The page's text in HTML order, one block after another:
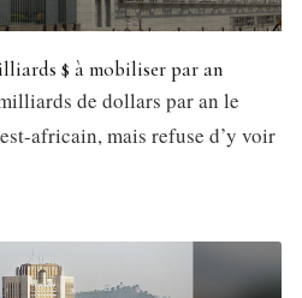
$ à mobiliser par an
de dollars par an le
africain, mais refuse d’y voir